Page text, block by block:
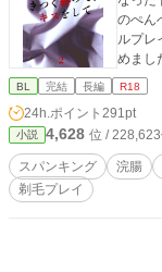
のぺん
ルプレイ
めまし
BL 完結 長編 R18
24h.ポイント 291pt
小説 4,628 位 /
スパンキング 浣腸
剃毛プレイ